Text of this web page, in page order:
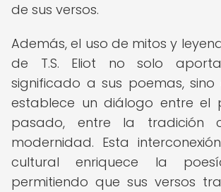
de sus versos.
Además, el uso de mitos y
de T.S. Eliot no solo
significado a sus poemas,
establece un diálogo entre el
pasado, entre la tradición
modernidad. Esta
cultural enriquece la
permitiendo que sus versos